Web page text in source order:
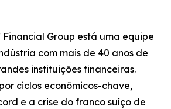
Financial Group está uma equipe
com mais de 40 anos de
instituições financeiras.
ciclos econômicos-chave,
e a crise do franco suíço de